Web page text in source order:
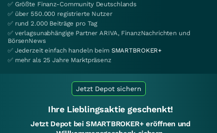
✅ Größte Finanz-Community Deutschlands
✅ über 550.000 registrierte Nutzer
✅ rund 2.000 Beiträge pro Tag
✅ verlagsunabhängige Partner ARIVA, FinanzNachrichten und
BörsenNews
✅ Jederzeit einfach handeln beim SMARTBROKER+
✅ mehr als 25 Jahre Marktpräsenz
Jetzt Depot sichern
Ihre Lieblingsaktie geschenkt!
Jetzt Depot bei SMARTBROKER+ eröffnen und